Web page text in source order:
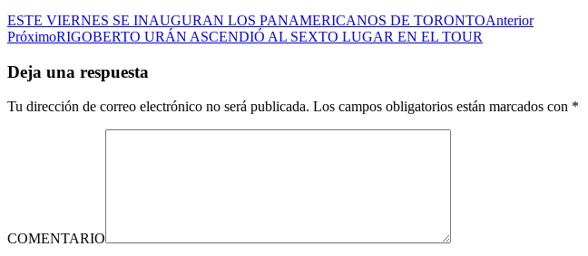
ESTE VIERNES SE INAUGURAN LOS PANAMERICANOS DE TORONTOAnterior
PróximoRIGOBERTO URÁN ASCENDIÓ AL SEXTO LUGAR EN EL TOUR
Deja una respuesta
Tu dirección de correo electrónico no será publicada. Los campos obligatorios están marcados con *
COMENTARIO